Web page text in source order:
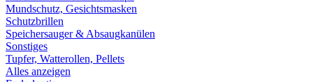
Mundschutz, Gesichtsmasken
Schutzbrillen
Speichersauger & Absaugkanülen
Sonstiges
Tupfer, Watterollen, Pellets
Alles anzeigen